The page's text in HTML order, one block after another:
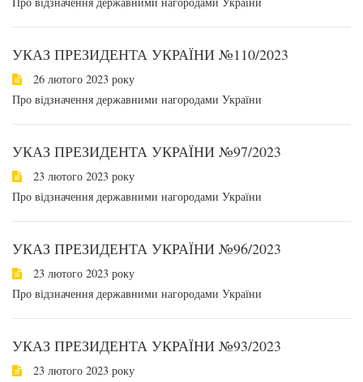
УКАЗ ПРЕЗИДЕНТА УКРАЇНИ №110/2023
26 лютого 2023 року
Про відзначення державними нагородами України
УКАЗ ПРЕЗИДЕНТА УКРАЇНИ №97/2023
23 лютого 2023 року
Про відзначення державними нагородами України
УКАЗ ПРЕЗИДЕНТА УКРАЇНИ №96/2023
23 лютого 2023 року
Про відзначення державними нагородами України
УКАЗ ПРЕЗИДЕНТА УКРАЇНИ №93/2023
23 лютого 2023 року